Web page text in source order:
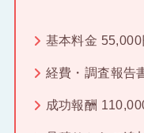
基本料金 55,000
経費・調査報告
成功報酬